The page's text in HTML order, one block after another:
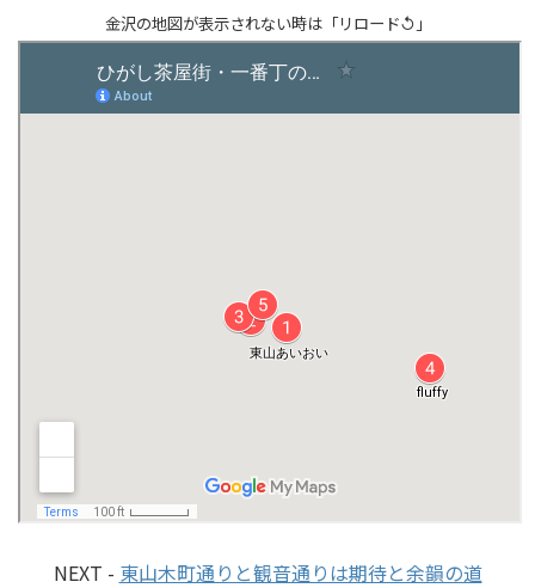
金沢の地図が表示されない時は「リロード↺」
NEXT - 東山木町通りと観音通りは期待と余韻の道